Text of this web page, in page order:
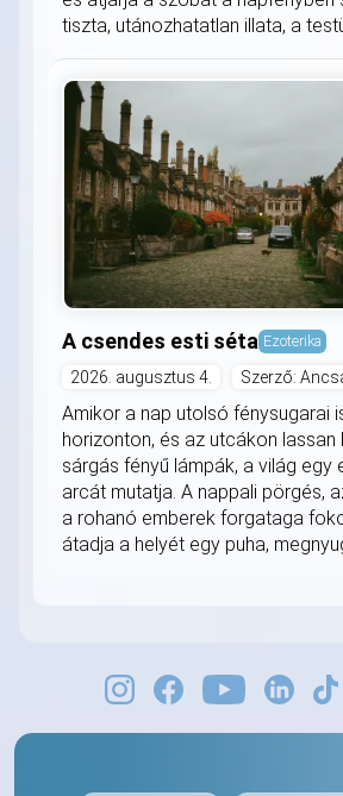
tiszta, utánozhatatlan illata, a
A csendes esti séta Ezoterika
2026. augusztus 4. Szerző:
Amikor a nap utolsó fénysugarai
horizonton, és az utcákon lassan
sárgás fényű lámpák, a világ egy
arcát mutatja. A nappali pörgés,
a rohanó emberek forgataga
átadja a helyét egy puha,